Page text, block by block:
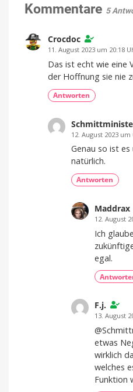
Kommentare 5
Crocdoc
11. August 2023 um 20:18
Das ist echt wie eine
der Hoffnung sie nie
Antworten
12. August 2023 um
Genau so ist
natürlich.
Antworten
Maddrax
12. August
Ich
egal.
F.j.
13. August
etwas
wirklich
welches
Funktion